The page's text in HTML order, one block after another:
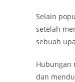
Selain
setelah
sebuah
Hubungan
dan